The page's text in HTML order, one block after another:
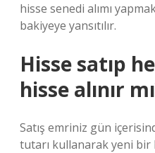
hisse senedi alımı
bakiyeye yansıtılır.
Hisse satıp
hisse alınır
Satış emriniz gün
tutarı kullanarak yeni bir